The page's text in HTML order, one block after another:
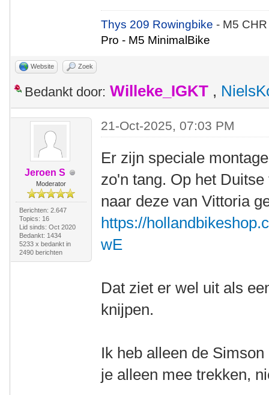
Thys 209 Rowingbike- M5
Pro - M5 MinimalBike
Website Zoek
Bedankt door: Willeke_IGKT ,
Jeroen S
Moderator
Berichten: 2.647
Topics: 16
Lid sinds: Oct 2020
Bedankt: 1434
5233 x bedankt in
2490 berichten
21-Oct-2025, 07:03 PM
Er zijn speciale
zo'n tang. Op het
naar deze van Vittoria
https://
wE
Dat ziet er wel uit als
knijpen.
Ik heb alleen de
je alleen mee trekken,